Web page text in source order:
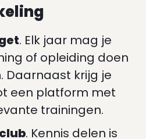
. Elk jaar mag je
of opleiding doen
Daarnaast krijg je
een platform met
trainingen.
. Kennis delen is